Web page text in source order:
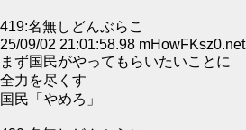
419:名無しどんぶらこ
25/09/02 21:01:58.98 mHowFKsz0.net
まず国民がやってもらいたいことに
全力を尽くす
国民「やめろ」